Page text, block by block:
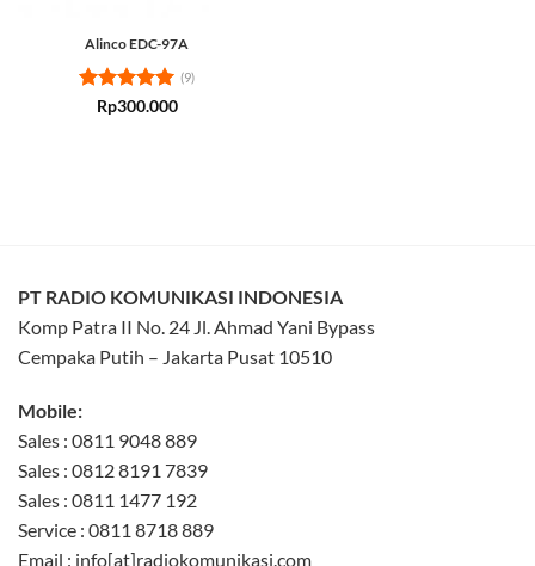
Alinco EDC-97A
Rated5
(9)
Rp300.000
PT RADIO KOMUNIKASI INDONESIA
Komp Patra II No. 24 Jl. Ahmad Yani Bypass
Cempaka Putih – Jakarta Pusat 10510
Mobile:
Sales : 0811 9048 889
Sales : 0812 8191 7839
Sales : 0811 1477 192
Service : 0811 8718 889
Email : info[at]radiokomunikasi.com